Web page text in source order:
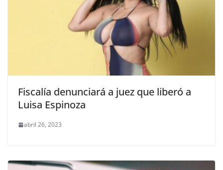
Fiscalía denunciará a juez que liberó a
Luisa Espinoza
abril 26, 2023